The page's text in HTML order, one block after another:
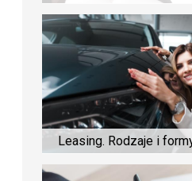
Leasing. Rodzaje i